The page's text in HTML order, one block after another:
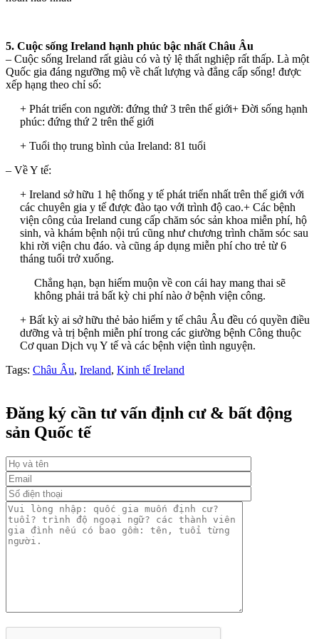
5. Cuộc sống Ireland hạnh phúc bậc nhất Châu Âu
– Cuộc sống Ireland rất giàu có và tỷ lệ thất nghiệp rất thấp. Là một
Quốc gia đáng ngưỡng mộ về chất lượng và đẳng cấp sống! được
xếp hạng theo chỉ số:
+ Phát triển con người: đứng thứ 3 trên thế giới+ Đời sống hạnh
phúc: đứng thứ 2 trên thế giới
+ Tuổi thọ trung bình của Ireland: 81 tuổi
– Về Y tế:
+ Ireland sở hữu 1 hệ thống y tế phát triển nhất trên thế giới với
các chuyên gia y tế được đào tạo với trình độ cao.+ Các bệnh
viện công của Ireland cung cấp chăm sóc sản khoa miễn phí, hộ
sinh, và khám bệnh nội trú cũng như chương trình chăm sóc sau
khi rời viện chu đáo. và cũng áp dụng miễn phí cho trẻ từ 6
tháng tuổi trở xuống.
Chẳng hạn, bạn hiếm muộn về con cái hay mang thai sẽ
không phải trả bất kỳ chi phí nào ở bệnh viện công.
+ Bất kỳ ai sở hữu thẻ bảo hiểm y tế châu Âu đều có quyền điều
dưỡng và trị bệnh miễn phí trong các giường bệnh Công thuộc
Cơ quan Dịch vụ Y tế và các bệnh viện tình nguyện.
Tags: Châu Âu, Ireland, Kinh tế Ireland
Đăng ký cần tư vấn định cư & bất động
sản Quốc tế